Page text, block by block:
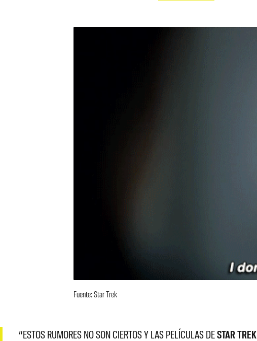
Fuente: Star Trek
“ESTOS RUMORES NO SON CIERTOS Y LAS PELÍCULAS DESTAR TREK